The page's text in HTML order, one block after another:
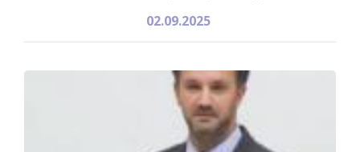
02.09.2025